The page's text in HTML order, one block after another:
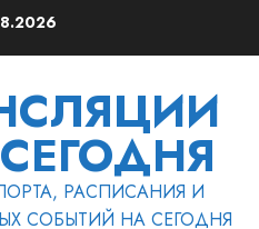
РАСПИСАНИЯ И
СОБЫТИЙ НА СЕГОДНЯ